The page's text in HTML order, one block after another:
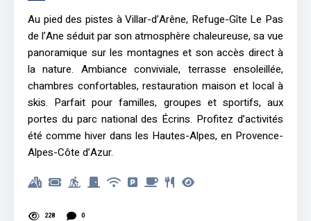
Au pied des pistes à Villar-d’Arêne, Refuge-Gîte Le Pas
de l’Ane séduit par son atmosphère chaleureuse, sa vue
panoramique sur les montagnes et son accès direct à
la nature. Ambiance conviviale, terrasse ensoleillée,
chambres confortables, restauration maison et local à
skis. Parfait pour familles, groupes et sportifs, aux
portes du parc national des Écrins. Profitez d’activités
été comme hiver dans les Hautes-Alpes, en Provence-
Alpes-Côte d’Azur.
228 0